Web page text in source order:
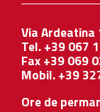
Via
Tel. +39 067
Fax +39 069
Mobil. +39
Ore de